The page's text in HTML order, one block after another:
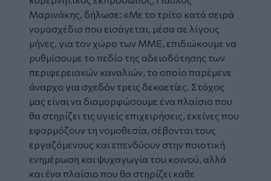
Μαρινάκης, δήλωσε: «Με το τρίτο κατά σειρά
νομοσχέδιο που εισάγεται, μέσα σε λίγους
μήνες, για τον χώρο των ΜΜΕ, επιδιώκουμε να
ρυθμίσουμε το πεδίο της αδειοδότησης των
περιφερειακών καναλιών, το οποίο παρέμενε
άναρχο για σχεδόν τρεις δεκαετίες. Στόχος
μας είναι να διαμορφώσουμε ένα πλαίσιο που
θα στηρίζει τις υγιείς επιχειρήσεις, εκείνες που
εφαρμόζουν τη νομοθεσία, σέβονται τους
εργαζόμενους και επενδύουν στην ποιοτική
ενημέρωση και ψυχαγωγία του κοινού, αλλά
και ένα πλαίσιο που θα στηρίζει κάθε